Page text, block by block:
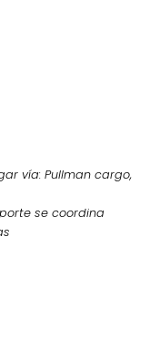
vía: Pullman cargo,
se coordina